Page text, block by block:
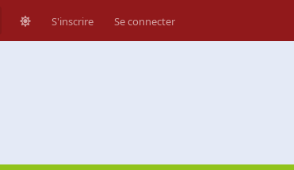
S'inscrire Se connecter